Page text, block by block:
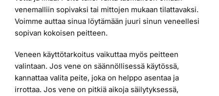
venemalliin sopivaksi tai mittojen mukaan tilattavaksi.
Voimme auttaa sinua löytämään juuri sinun veneellesi
sopivan kokoisen peitteen.
Veneen käyttötarkoitus vaikuttaa myös peitteen
valintaan. Jos vene on säännöllisessä käytössä,
kannattaa valita peite, joka on helppo asentaa ja
irrottaa. Jos vene on pitkiä aikoja säilytyksessä,